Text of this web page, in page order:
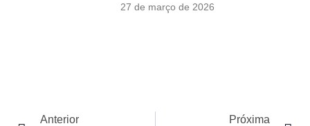
27 de março de 2026
Anterior Próxima